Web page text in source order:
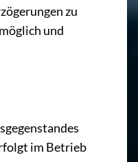
zu
und
im Betrieb